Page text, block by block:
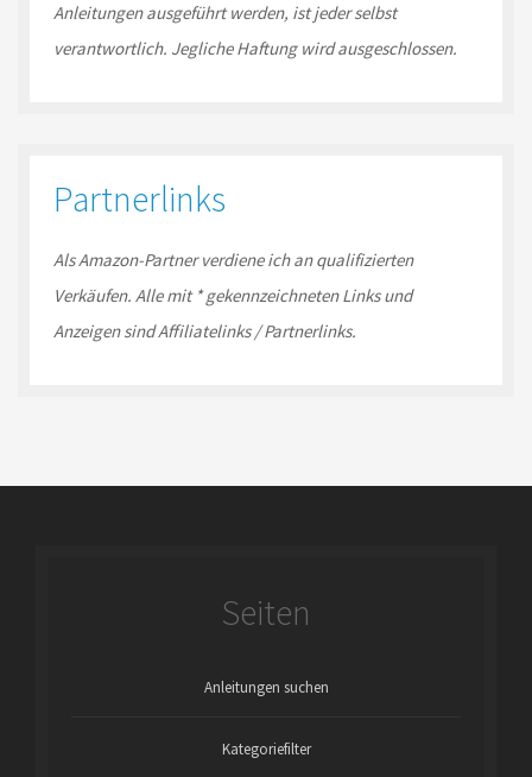
Anleitungen ausgeführt werden, ist jeder selbst
verantwortlich. Jegliche Haftung wird ausgeschlossen.
Partnerlinks
Als Amazon-Partnerverdiene ich an qualifizierten
Verkäufen. Alle mit * gekennzeichneten Links und
Anzeigen sind Affiliatelinks / Partnerlinks.
Seiten
Anleitungen suchen
Kategoriefilter